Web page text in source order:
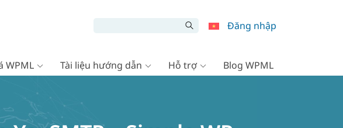
Đăng nhập
WPML Tài liệu hướng dẫn Hỗ trợ Blog WPML